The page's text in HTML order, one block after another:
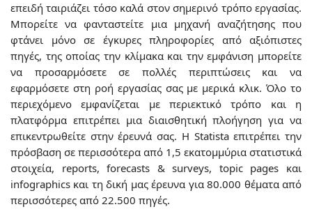
επειδή ταιριάζει τόσο καλά στον σημερινό τρόπο εργασίας.
Μπορείτε να φανταστείτε μια μηχανή αναζήτησης που
φτάνει μόνο σε έγκυρες πληροφορίες από αξιόπιστες
πηγές, της οποίας την κλίμακα και την εμφάνιση μπορείτε
να προσαρμόσετε σε πολλές περιπτώσεις και να
εφαρμόσετε στη ροή εργασίας σας με μερικά κλικ. Όλο το
περιεχόμενο εμφανίζεται με περιεκτικό τρόπο και η
πλατφόρμα επιτρέπει μια διαισθητική πλοήγηση για να
επικεντρωθείτε στην έρευνά σας. Η Statista επιτρέπει την
πρόσβαση σε περισσότερα από 1,5 εκατομμύρια στατιστικά
στοιχεία, reports, forecasts & surveys, topic pages και
infographics και τη δική μας έρευνα για 80.000 θέματα από
περισσότερες από 22.500 πηγές.